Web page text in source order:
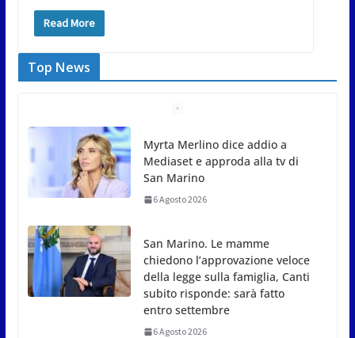
Read More
Top News
Myrta Merlino dice addio a
Mediaset e approda alla tv di
San Marino
6 Agosto 2026
San Marino. Le mamme
chiedono l’approvazione veloce
della legge sulla famiglia, Canti
subito risponde: sarà fatto
entro settembre
6 Agosto 2026